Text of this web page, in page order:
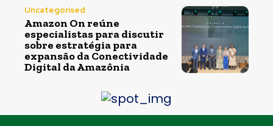
Uncategorised
Amazon On reúne
especialistas para discutir
sobre estratégia para
expansão da Conectividade
Digital da Amazônia